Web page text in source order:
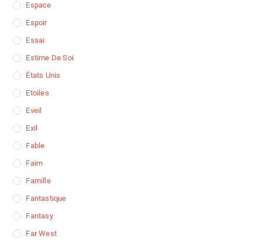
Espace
Espoir
Essai
Estime De Soi
États Unis
Etoiles
Eveil
Exil
Fable
Faim
Famille
Fantastique
Fantasy
Far West